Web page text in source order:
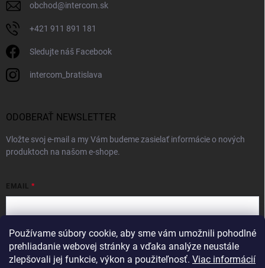
Používame súbory cookie, aby sme vám umožnili pohodlné
prehliadanie webovej stránky a vďaka analýze neustále
zlepšovali jej funkcie, výkon a použiteľnosť. Viac informácií
obchod@intercom.sk
+421 911 891 181
Sledujte náš Facebook
intercom_bratislava
ODOBERAŤ NEWSLETTER
Vložte svoj e-mail a my Vám budeme zasielať informácie o nových
produktoch na našom e-shope.
EMAIL
Vložením e-mailu súhlasíte spodmienkami ochrany osobných údajov
Prihlásiť sa